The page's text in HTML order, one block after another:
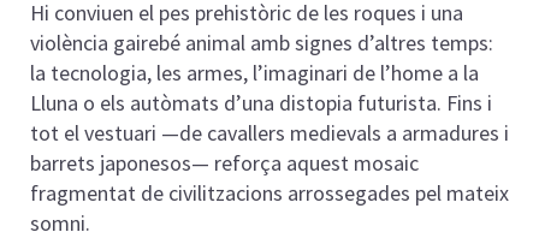
Hi conviuen el pes prehistòric de les roques i una
violència gairebé animal amb signes d’altres temps:
la tecnologia, les armes, l’imaginari de l’home a la
Lluna o els autòmats d’una distopia futurista. Fins i
tot el vestuari —de cavallers medievals a armadures i
barrets japonesos— reforça aquest mosaic
fragmentat de civilitzacions arrossegades pel mateix
somni.